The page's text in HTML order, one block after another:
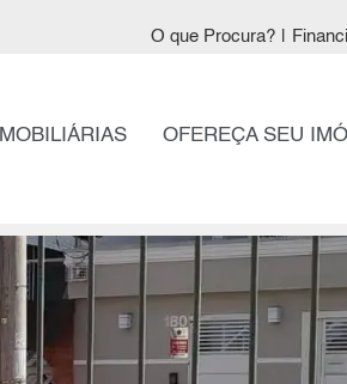
O que Procura?
IMOBILIÁRIAS OFEREÇA SEU